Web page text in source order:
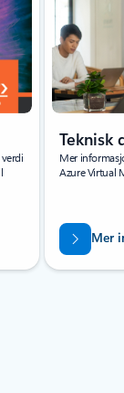
og
hurtigstarter
Teknisk
Mer
Azure Virtual
Mer